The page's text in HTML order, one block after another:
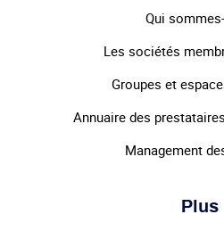
Qui
Les sociétés
Groupes et
Annuaire des
Management
Plus